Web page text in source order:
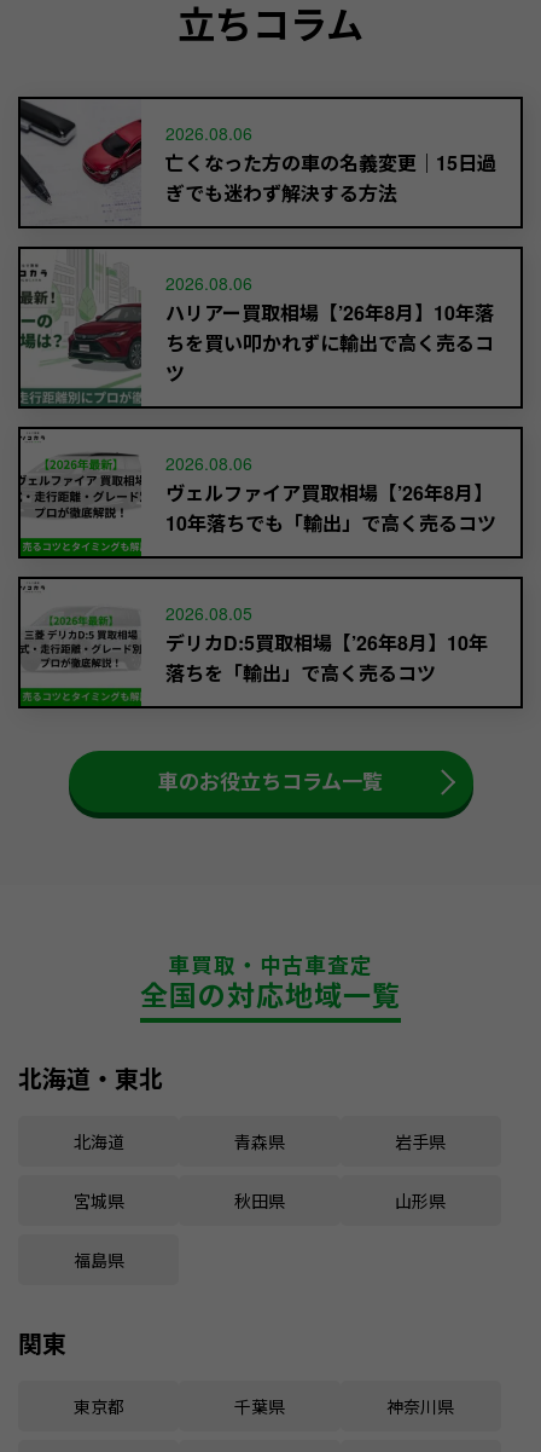
立ちコラム
2026.08.06
亡くなった方の車の名義変更｜15日過
ぎでも迷わず解決する方法
2026.08.06
ハリアー買取相場【’26年8月】10年落
ちを買い叩かれずに輸出で高く売るコ
ツ
2026.08.06
ヴェルファイア買取相場【’26年8月】
10年落ちでも「輸出」で高く売るコツ
2026.08.05
デリカD:5買取相場【’26年8月】10年
落ちを「輸出」で高く売るコツ
車のお役立ちコラム一覧
車買取・中古車査定
全国の対応地域一覧
北海道・東北
北海道 青森県 岩手県
宮城県 秋田県 山形県
福島県
関東
東京都 千葉県 神奈川県